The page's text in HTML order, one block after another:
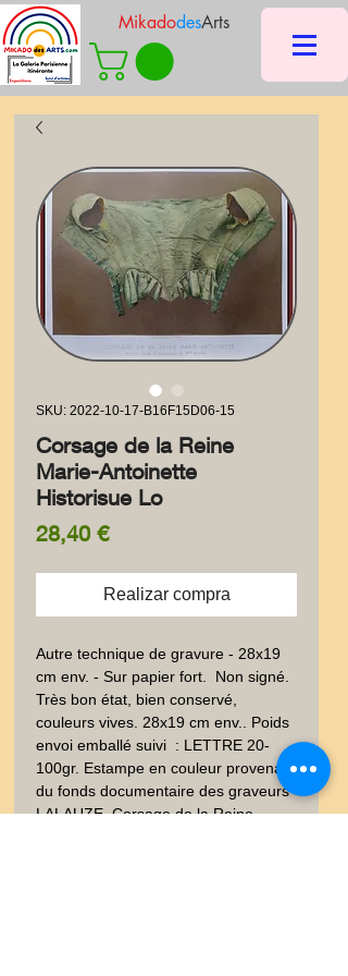
MikadodesArts
SKU: 2022-10-17-B16F15D06-15
Corsage de la Reine
Marie-Antoinette
Historisue Lo
28,40 €Precio
Realizar compra
Autre technique de gravure - 28x19
cm env. - Sur papier fort.  Non signé.
Très bon état, bien conservé,
couleurs vives. 28x19 cm env.. Poids
envoi emballé suivi  : LETTRE 20-
100gr. Estampe en couleur provenant
du fonds documentaire des graveurs
LALAUZE. Corsage de la Reine